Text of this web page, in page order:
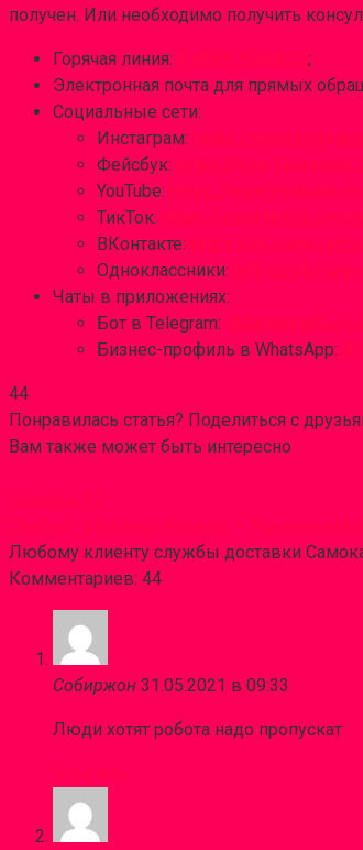
получен. Или необходимо получить
Горячая линия:
;
Электронная почта для прямых
Социальные сети:
Инстаграм:
Фейсбук:
YouTube:
ТикТок:
ВКонтакте:
Одноклассники:
Чаты в приложениях:
Бот в Telegram:
Бизнес-профиль в WhatsApp:
44
Понравилась статья? Поделиться с
Вам также может быть интересно
Любому клиенту службы доставки
Комментариев: 44
Собиржон 31.05.2021 в 09:33
Люди хотят робота надо пропускат